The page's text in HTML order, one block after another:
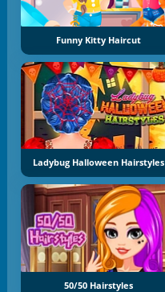
Funny Kitty Haircut
Ladybug Halloween Hairstyles
50/50 Hairstyles